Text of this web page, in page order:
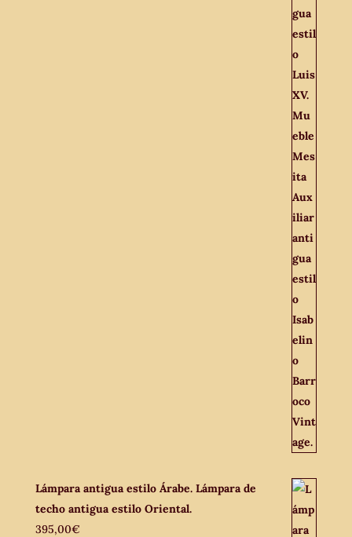
Lámpara antigua estilo Árabe. Lámpara de
techo antigua estilo Oriental.
395,00€